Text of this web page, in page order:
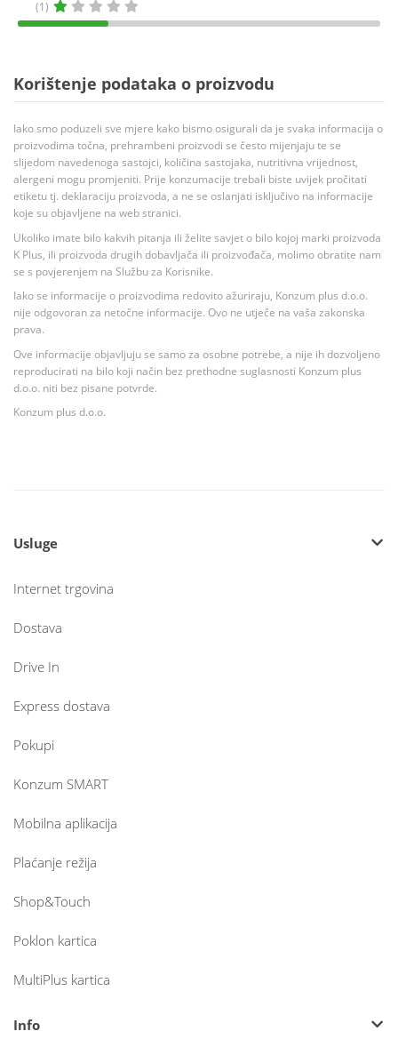
(1)
Korištenje podataka o proizvodu
Iako smo poduzeli sve mjere kako bismo osigurali da je svaka informacija o
proizvodima točna, prehrambeni proizvodi se često mijenjaju te se
slijedom navedenoga sastojci, količina sastojaka, nutritivna vrijednost,
alergeni mogu promjeniti. Prije konzumacije trebali biste uvijek pročitati
etiketu tj. deklaraciju proizvoda, a ne se oslanjati isključivo na informacije
koje su objavljene na web stranici.
Ukoliko imate bilo kakvih pitanja ili želite savjet o bilo kojoj marki proizvoda
K Plus, ili proizvoda drugih dobavljača ili proizvođača, molimo obratite nam
se s povjerenjem na Službu za Korisnike.
Iako se informacije o proizvodima redovito ažuriraju, Konzum plus d.o.o.
nije odgovoran za netočne informacije. Ovo ne utječe na vaša zakonska
prava.
Ove informacije objavljuju se samo za osobne potrebe, a nije ih dozvoljeno
reproducirati na bilo koji način bez prethodne suglasnosti Konzum plus
d.o.o. niti bez pisane potvrde.
Konzum plus d.o.o.
Usluge
Internet trgovina
Dostava
Drive In
Express dostava
Pokupi
Konzum SMART
Mobilna aplikacija
Plaćanje režija
Shop&Touch
Poklon kartica
MultiPlus kartica
Info